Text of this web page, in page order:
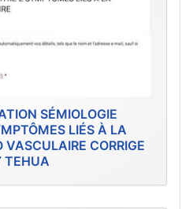
SÉMIOLOGIE
LIÉS À LA
CORRIGE
TEHUA